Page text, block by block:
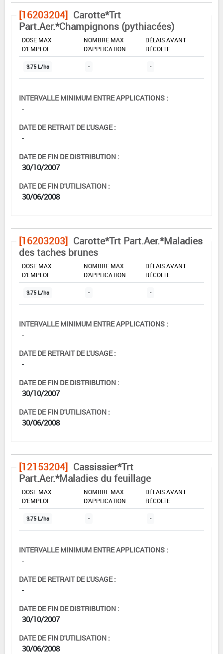
[16203204] Carotte*Trt
Part.Aer.*Champignons (pythiacées)
DOSE MAX
D'EMPLOI
NOMBRE MAX
D'APPLICATION
DÉLAIS AVANT
RÉCOLTE
3,75 L/ha - -
INTERVALLE MINIMUM ENTRE APPLICATIONS :
-
DATE DE RETRAIT DE L'USAGE :
-
DATE DE FIN DE DISTRIBUTION :
30/10/2007
DATE DE FIN D'UTILISATION :
30/06/2008
[16203203] Carotte*Trt Part.Aer.*Maladies
des taches brunes
DOSE MAX
D'EMPLOI
NOMBRE MAX
D'APPLICATION
DÉLAIS AVANT
RÉCOLTE
3,75 L/ha - -
INTERVALLE MINIMUM ENTRE APPLICATIONS :
-
DATE DE RETRAIT DE L'USAGE :
-
DATE DE FIN DE DISTRIBUTION :
30/10/2007
DATE DE FIN D'UTILISATION :
30/06/2008
[12153204] Cassissier*Trt
Part.Aer.*Maladies du feuillage
DOSE MAX
D'EMPLOI
NOMBRE MAX
D'APPLICATION
DÉLAIS AVANT
RÉCOLTE
3,75 L/ha - -
INTERVALLE MINIMUM ENTRE APPLICATIONS :
-
DATE DE RETRAIT DE L'USAGE :
-
DATE DE FIN DE DISTRIBUTION :
30/10/2007
DATE DE FIN D'UTILISATION :
30/06/2008